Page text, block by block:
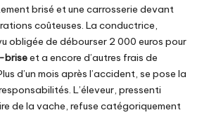
brisé et une carrosserie devant
coûteuses. La conductrice,
obligée de débourser 2 000 euros pour
briseet a encore d’autres frais de
d’un mois après l’accident, se pose la
L’éleveur, pressenti
de la vache, refuse catégoriquement